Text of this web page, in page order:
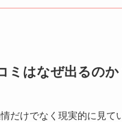
ミはなぜ出るのか
だけでなく現実的に見て